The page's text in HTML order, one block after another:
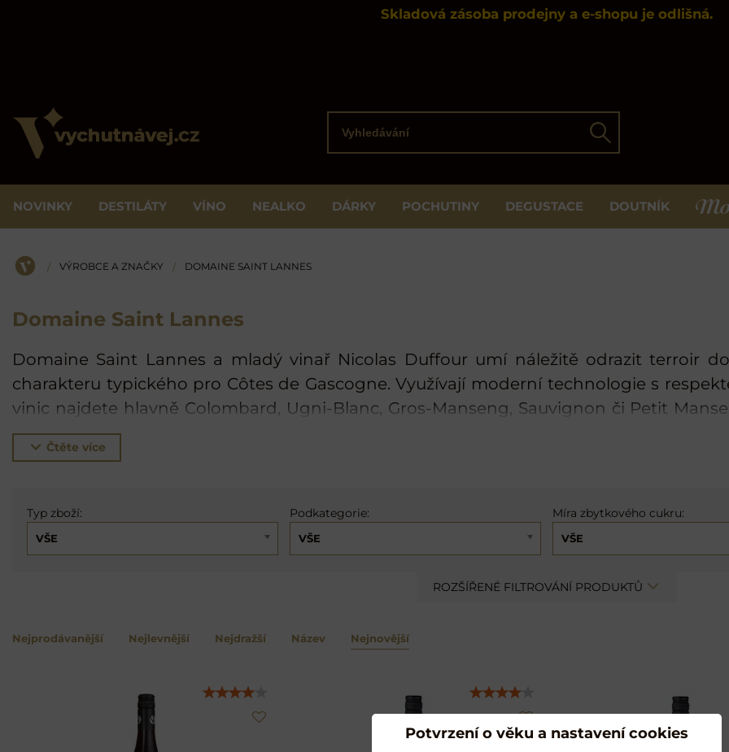
Skladová zásoba prodejny a e-shopu je odlišná.
Hledat
NOVINKY DESTILÁTY VÍNO NEALKO DÁRKY POCHUTINY DEGUSTACE DOUTNÍK
ÚVOD
/ VÝROBCE A ZNAČKY / DOMAINE SAINT LANNES
Domaine Saint Lannes
Domaine Saint Lannes a mladý vinař Nicolas Duffour umí náležitě odrazit terroir
charakteru typického pro Côtes de Gascogne. Využívají moderní technologie s
vinic najdete hlavně Colombard, Ugni-Blanc, Gros-Manseng, Sauvignon či Petit
Cabernet Franc a Cabernete Sauvignon.
Čtěte více
Typ zboží:
VŠE
Podkategorie:
VŠE
Míra zbytkového cukru:
VŠE
ROZŠÍŘENÉ FILTROVÁNÍ PRODUKTŮ
Nejprodávanější Nejlevnější Nejdražší Název Nejnovější
Potvrzení o věku a nastavení cookies